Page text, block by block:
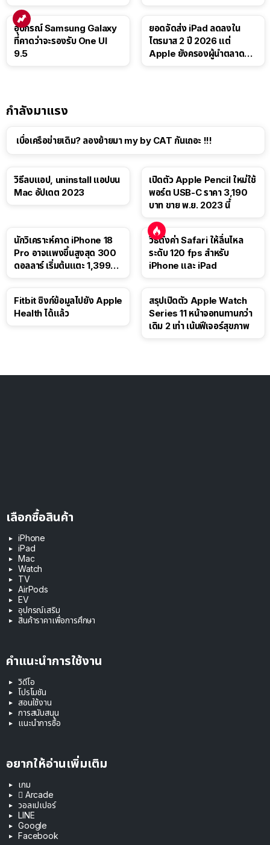
อุปกรณ์ Samsung Galaxy
ที่คาดว่าจะรองรับ One UI
9.5
ยอดจัดส่ง iPad ลดลงใน
ไตรมาส 2 ปี 2026 แต่
Apple ยังครองผู้นำตลาด
กำลังมาแรง
เบื่อเครือข่ายเดิม? ลองย้ายมา my by CAT กันเถอะ !!!
วิธีลบแอป, uninstall แอปบน
Mac อัปเดต 2023
เปิดตัว Apple Pencil ใหม่ใช้
พอร์ต USB-C ราคา 3,190
บาท ขาย พ.ย. 2023 นี้
นักวิเคราะห์คาด iPhone 18
Pro อาจแพงขึ้นสูงสุด 300
ดอลลาร์ เริ่มต้นแตะ 1,399
วิธีตั้งค่า Safari ให้ลื่นไหล
ระดับ 120 fps สำหรับ
iPhone และ iPad
Fitbit ซิงก์ข้อมูลไปยัง Apple
Health ได้แล้ว
สรุปเปิดตัว Apple Watch
Series 11 หน้าจอทนทานกว่า
เดิม 2 เท่า เน้นฟีเจอร์สุขภาพ
เลือกซื้อสินค้า
iPhone
iPad
Mac
Watch
TV
AirPods
EV
อุปกรณ์เสริม
สินค้าราคาเพื่อการศึกษา
คำแนะนำการใช้งาน
วิดีโอ
โปรโมชัน
สอนใช้งาน
การสนับสนุน
แนะนำการซื้อ
อยากให้อ่านเพิ่มเติม
เกม
 Arcade
วอลเปเปอร์
LINE
Google
Facebook